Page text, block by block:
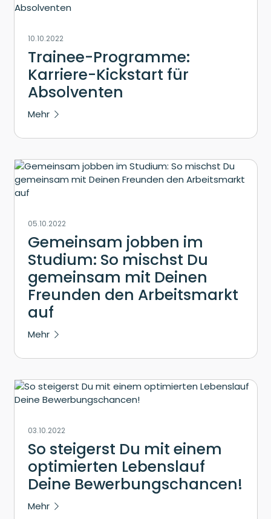
10.10.2022
Trainee-Programme:
Karriere-Kickstart für
Absolventen
Mehr
05.10.2022
Gemeinsam jobben im
Studium: So mischst Du
gemeinsam mit Deinen
Freunden den Arbeitsmarkt
auf
Mehr
03.10.2022
So steigerst Du mit einem
optimierten Lebenslauf
Deine Bewerbungschancen!
Mehr